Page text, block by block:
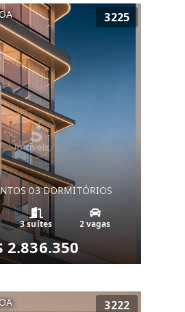
3225
03 DORMITÓRIOS
3 suítes 2 vagas
2.836.350
3222